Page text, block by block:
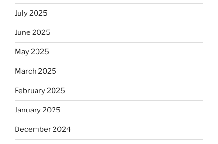
July 2025
June 2025
May 2025
March 2025
February 2025
January 2025
December 2024